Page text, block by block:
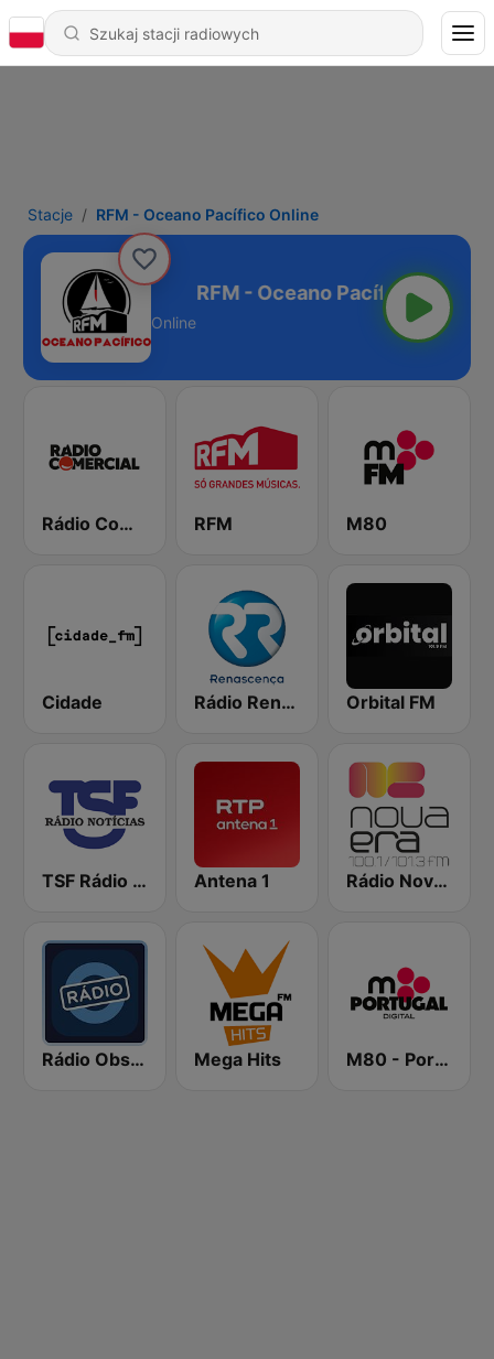
Stacje RFM - Oceano Pacífico Online
Online
Online
Rádio Comercial RFM M80
Cidade Rádio Renascença Orbital FM
TSF Rádio Notícias Antena 1 Rádio Nova Era
Rádio Observador Mega Hits M80 - Portugal